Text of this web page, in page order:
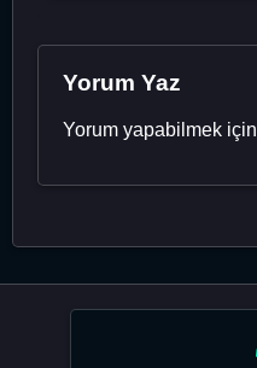
Yorum Yaz
Yorum yapabilmek için